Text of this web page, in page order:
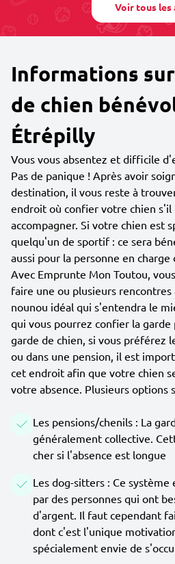
Voir tous les
Informations
de chien
Étrépilly
Vous vous absentez et difficile
Pas de panique ! Après avoir
destination, il vous reste à
endroit où confier votre chien s'il
accompagner. Si votre chien est
quelqu'un de sportif : ce sera
aussi pour la personne en charge
Avec Emprunte Mon Toutou,
faire une ou plusieurs
nounou idéal qui s'entendra le
qui vous pourrez confier la
garde de chien, si vous préférez
ou dans une pension, il est
cet endroit afin que votre chien
votre absence. Plusieurs options
Les pensions/chenils : La
généralement collective.
cher si l'absence est longue
Les dog-sitters : Ce
par des personnes qui ont
d'argent. Il faut cependant
dont c'est l'unique
spécialement envie de